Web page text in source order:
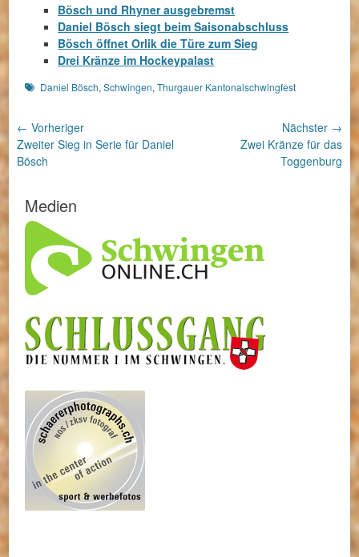
Bösch und Rhyner ausgebremst
Daniel Bösch siegt beim Saisonabschluss
Bösch öffnet Orlik die Türe zum Sieg
Drei Kränze im Hockeypalast
Schlagworte
Daniel Bösch,Schwingen,Thurgauer Kantonalschwingfest
Beitragsnavigation
← Vorheriger
Vorheriger
Beitrag:
Zweiter Sieg in Serie für Daniel
Bösch
Nächster →
Zwei Kränze für das
Toggenburg
Medien